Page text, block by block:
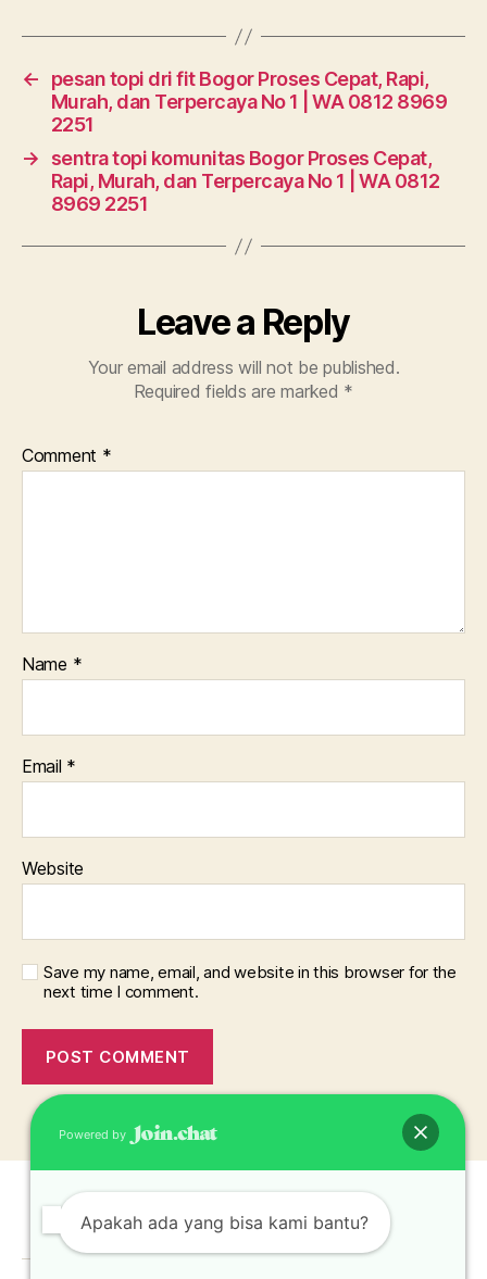
←
pesan topi dri fit Bogor Proses Cepat, Rapi,
Murah, dan Terpercaya No 1 | WA 0812 8969
2251
→
sentra topi komunitas Bogor Proses Cepat,
Rapi, Murah, dan Terpercaya No 1 | WA 0812
8969 2251
Leave a Reply
Your email address will not be published.
Required fields are marked *
Comment *
Name *
Email *
Website
Save my name, email, and website in this browser for the
next time I comment.
Powered by
Apakah ada yang bisa kami bantu?